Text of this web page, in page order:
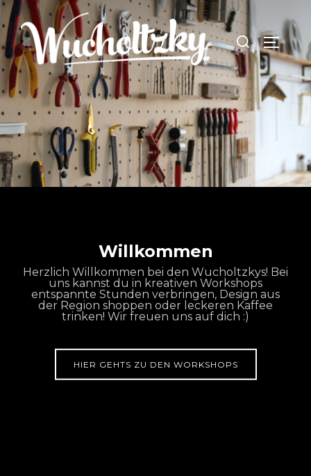
Zum
Inhalt
springen
Suchen
nach:
Willkommen
Herzlich Willkommen bei den Wucholtzkys! Bei
uns kannst du in kreativen Workshops
entspannte Stunden verbringen, Design aus
der Region shoppen oder leckeren Kaffee
trinken! Wir freuen uns auf dich :)
HIER GEHTS ZU DEN WORKSHOPS